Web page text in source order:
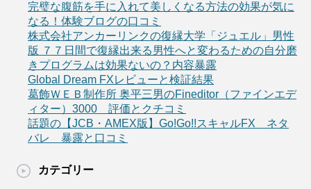
完璧な腹筋を手に入れて美しくなる方法の効果が気に
なる！体験ブログの口コミ
株式会社アンカーリンクの復縁大学「ジュエル」男性
版 ７７日間で復縁出来る男性へと変わるための自分磨
きプログラムは効果ないの？内容暴露
Global Dream FXレビューと検証結果
葛飾ＷＥＢ制作所 奥平三男のFineditor（ファインエデ
ィター）3000 評価とクチコミ
話題の【JCB・AMEX版】Go!Go!!スキャルFX ネタ
バレ 暴露と口コミ
カテゴリー